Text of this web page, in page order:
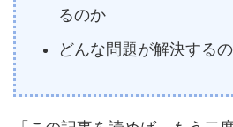
るのか
どんな問題が解決する